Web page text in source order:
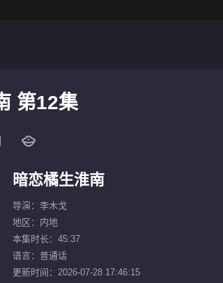
第12集
暗恋橘生淮南
导演：李木戈
地区：内地
本集时长：45:37
语言：普通话
更新时间：2026-07-28 17:46:15